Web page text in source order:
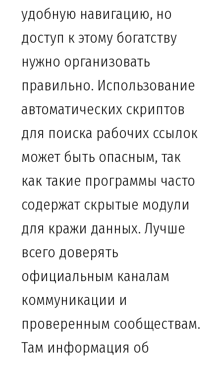
удобную навигацию, но
доступ к этому богатству
нужно организовать
правильно. Использование
автоматических скриптов
для поиска рабочих ссылок
может быть опасным, так
как такие программы часто
содержат скрытые модули
для кражи данных. Лучше
всего доверять
официальным каналам
коммуникации и
проверенным сообществам.
Там информация об